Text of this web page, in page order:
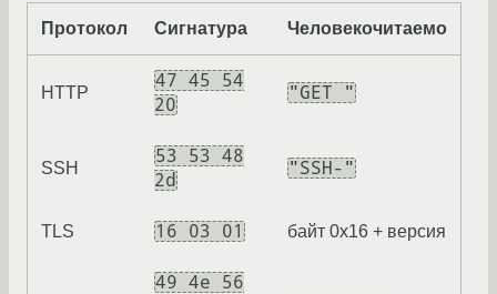
Протокол Сигнатура Человекочитаемо
HTTP
47 45 54
20
"GET "
SSH
53 53 48
2d
"SSH-"
TLS 16 03 01 байт 0x16 + версия
49 4e 56